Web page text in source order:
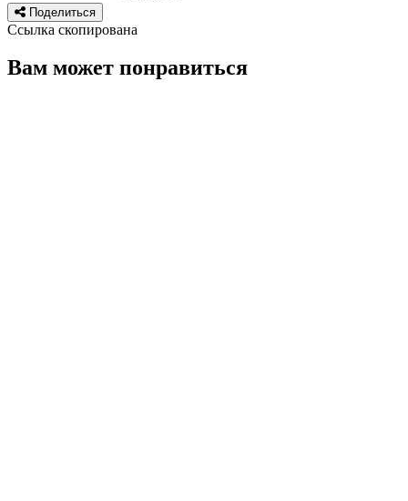
Поделиться
Ссылка скопирована
Вам может понравиться